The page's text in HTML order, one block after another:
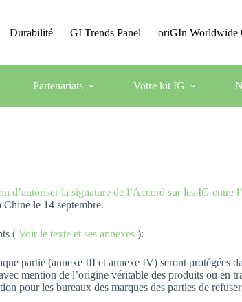
Durabilité GI Trends Panel oriGIn Worldwide
Partenariats Votre kit IG
d’autoriser la signature de l’Accord sur les IG
Chine le 14 septembre.
( Voir le texte et ses annexes ):
partie (annexe III et annexe IV) seront protégées
mention de l’origine véritable des produits ou en
pour les bureaux des marques des parties de